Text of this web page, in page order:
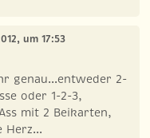
um 17:53
genau...entweder 2-
oder 1-2-3,
mit 2 Beikarten,
Herz...